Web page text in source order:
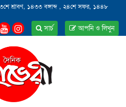
শ্রাবণ, ১৪৩৩ বঙ্গাব্দ , ২৪শে সফর, ১৪৪৮
আপনি ও লিখুন
সার্চ